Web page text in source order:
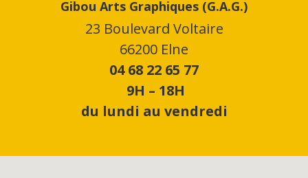
Gibou Arts Graphiques (G.A.G.)
23 Boulevard Voltaire
66200 Elne
04 68 22 65 77
9H – 18H
du lundi au vendredi